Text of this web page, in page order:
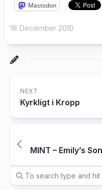
Mastodon
18 December 2010
NEXT
Kyrkligt i Kropp
MINT – Emily’s